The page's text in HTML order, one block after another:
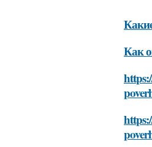
Как